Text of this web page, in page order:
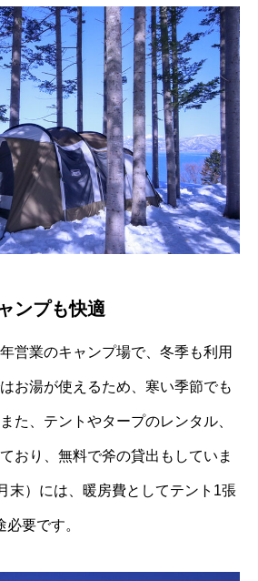
ンプも快適
営業のキャンプ場で、冬季も利用
お湯が使えるため、寒い季節でも
また、テントやタープのレンタル、
おり、無料で斧の貸出もしていま
末）には、暖房費としてテント1張
要です。